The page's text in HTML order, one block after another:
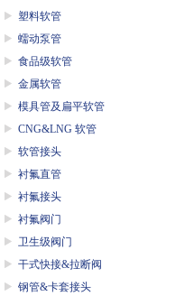
塑料软管
蠕动泵管
食品级软管
金属软管
模具管及扁平软管
CNG&LNG 软管
软管接头
衬氟直管
衬氟接头
衬氟阀门
卫生级阀门
干式快接&拉断阀
钢管&卡套接头